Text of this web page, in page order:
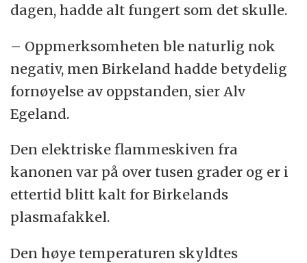
dagen, hadde alt fungert som det skulle.
– Oppmerksomheten ble naturlig nok
negativ, men Birkeland hadde betydelig
fornøyelse av oppstanden, sier Alv
Egeland.
Den elektriske flammeskiven fra
kanonen var på over tusen grader og er i
ettertid blitt kalt for Birkelands
plasmafakkel.
Den høye temperaturen skyldtes